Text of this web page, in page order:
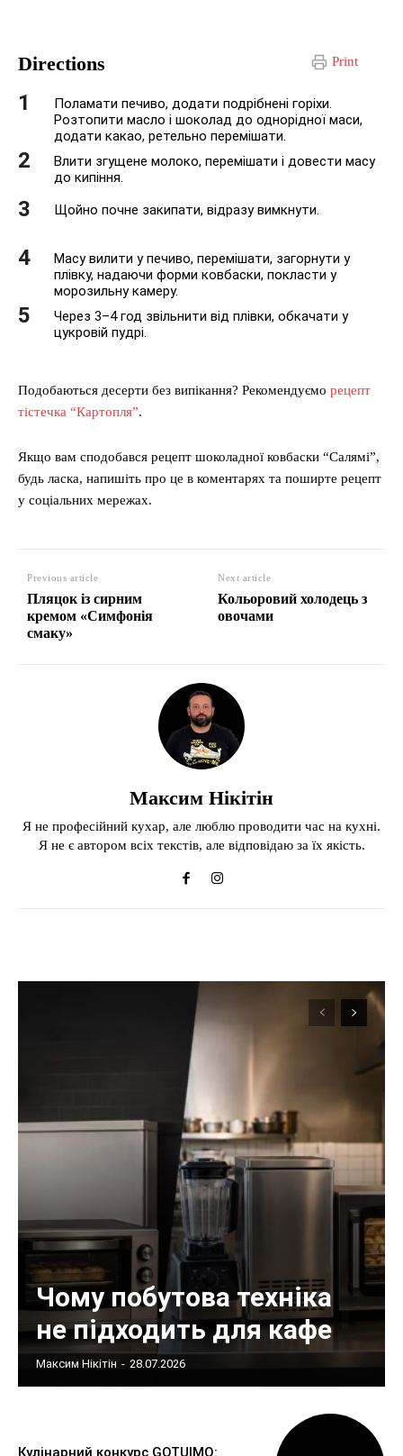
Print
Directions
Поламати печиво, додати подрібнені горіхи.
Розтопити масло і шоколад до однорідної маси,
додати какао, ретельно перемішати.
Влити згущене молоко, перемішати і довести масу
до кипіння.
Щойно почне закипати, відразу вимкнути.
Масу вилити у печиво, перемішати, загорнути у
плівку, надаючи форми ковбаски, покласти у
морозильну камеру.
Через 3–4 год звільнити від плівки, обкачати у
цукровій пудрі.
Подобаються десерти без випікання? Рекомендуємо рецепт
тістечка “Картопля”.
Якщо вам сподобався рецепт шоколадної ковбаски “Салямі”,
будь ласка, напишіть про це в коментарях та поширте рецепт
у соціальних мережах.
Previous article
Пляцок із сирним
кремом «Симфонія
смаку»
Next article
Кольоровий холодець з
овочами
Максим Нікітін
Я не професійний кухар, але люблю проводити час на кухні.
Я не є автором всіх текстів, але відповідаю за їх якість.
Чому побутова техніка
не підходить для кафе
Максим Нікітін - 28.07.2026
Кулінарний конкурс GOTUIMO: